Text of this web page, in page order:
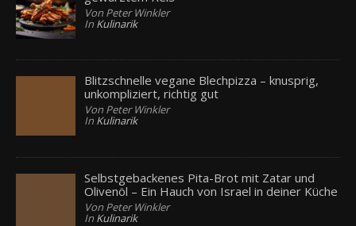
Von Peter Winkler
In Kulinarik
Blitzschnelle vegane Blechpizza – knusprig,
unkompliziert, richtig gut
Von Peter Winkler
In Kulinarik
Selbstgebackenes Pita-Brot mit Zatar und
Olivenöl – Ein Hauch von Israel in deiner Küche
Von Peter Winkler
In Kulinarik